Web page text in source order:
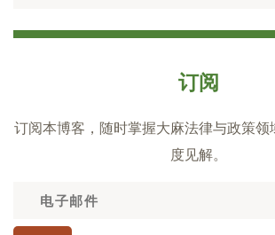
订阅
订阅本博客，随时掌握大麻法律与政策领
度见解。